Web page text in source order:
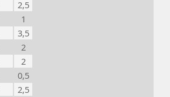
2,5
1
3,5
2
2
0,5
2,5